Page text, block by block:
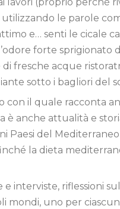
utilizzando le parole
e… senti le cicale
forte sprigionato
fresche acque
sotto i bagliori del
con il quale racconta
è anche attualità e
Paesi del
la dieta
e interviste, riflessioni
mondi, uno per